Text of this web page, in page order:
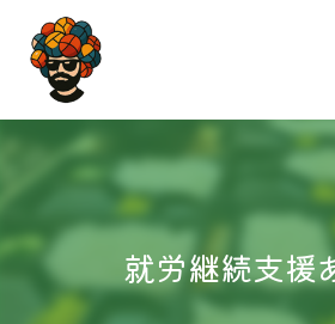
就労継続支援